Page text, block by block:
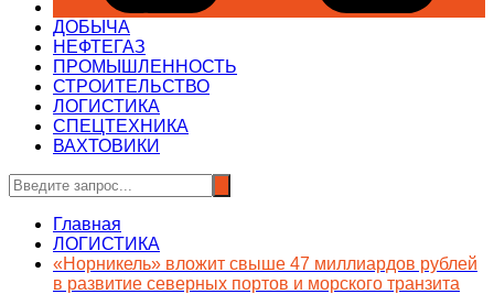
ДОБЫЧА
НЕФТЕГАЗ
ПРОМЫШЛЕННОСТЬ
СТРОИТЕЛЬСТВО
ЛОГИСТИКА
СПЕЦТЕХНИКА
ВАХТОВИКИ
Главная
ЛОГИСТИКА
«Норникель» вложит свыше 47 миллиардов рублей
в развитие северных портов и морского транзита